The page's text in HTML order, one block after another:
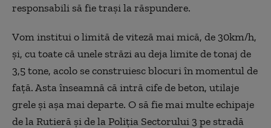
responsabili să fie trași la răspundere.
Vom institui o limită de viteză mai mică, de 30km/h,
și, cu toate că unele străzi au deja limite de tonaj de
3,5tone, acolo se construiesc blocuri în momentul de
față. Asta înseamnă că intră cife de beton, utilaje
grele și așa mai departe. O să fie mai multe echipaje
de laRutieră și de laPoliția Sectorului 3 pe stradă